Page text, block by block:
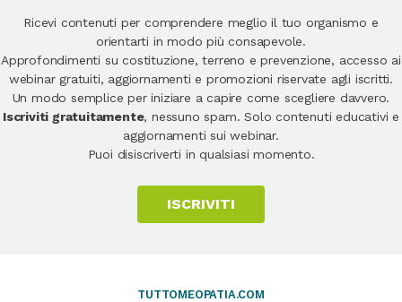
Ricevi contenuti per comprendere meglio il tuo organismo e
orientarti in modo più consapevole.
Approfondimenti su costituzione, terreno e prevenzione, accesso ai
webinar gratuiti, aggiornamenti e promozioni riservate agli iscritti.
Un modo semplice per iniziare a capire come scegliere davvero.
Iscriviti gratuitamente, nessuno spam. Solo contenuti educativi e
aggiornamenti sui webinar.
Puoi disiscriverti in qualsiasi momento.
ISCRIVITI
TUTTOMEOPATIA.COM